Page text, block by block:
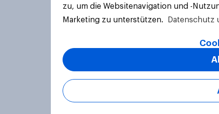
zu, um die Websitenavigation und -
Marketing zu unterstützen.
Datenschutz